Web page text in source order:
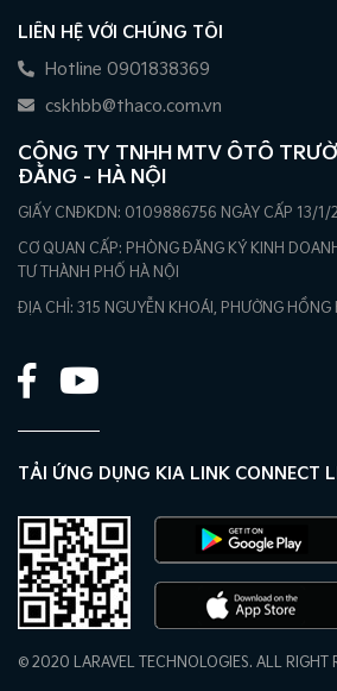
LIÊN HỆ VỚI CHÚNG TÔI
Hotline 0901838369
cskhbb@thaco.com.vn
CÔNG TY TNHH MTV ÔTÔ
ĐẰNG – HÀ NỘI
GIẤY CNĐKDN: 0109886756 NGÀY CẤP 13/1/
CƠ QUAN CẤP: PHÒNG ĐĂNG KÝ KINH
TƯ THÀNH PHỐ HÀ NỘI
ĐỊA CHỈ: 315 NGUYỄN KHOÁI, PHƯỜNG HỒNG
TẢI ỨNG DỤNG KIA LINK CONNECT
© 2020 LARAVEL TECHNOLOGIES. ALL RIGHT